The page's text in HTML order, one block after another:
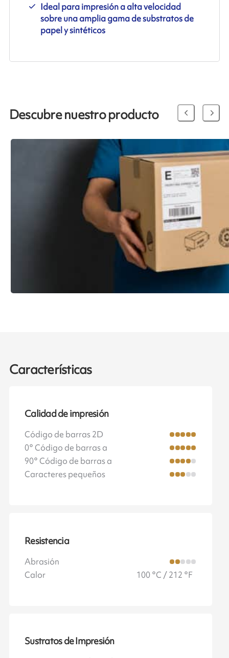
Ideal para impresión a alta velocidad
sobre una amplia gama de substratos de
papel y sintéticos
Descubre nuestro producto
Características
Calidad de impresión
Código de barras 2D
0° Código de barras a
90° Código de barras a
Caracteres pequeños
Resistencia
Abrasión
Calor
100 °C / 212 °F
Sustratos de Impresión